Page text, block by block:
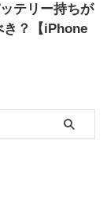
テリー持ちが
き？【iPhone